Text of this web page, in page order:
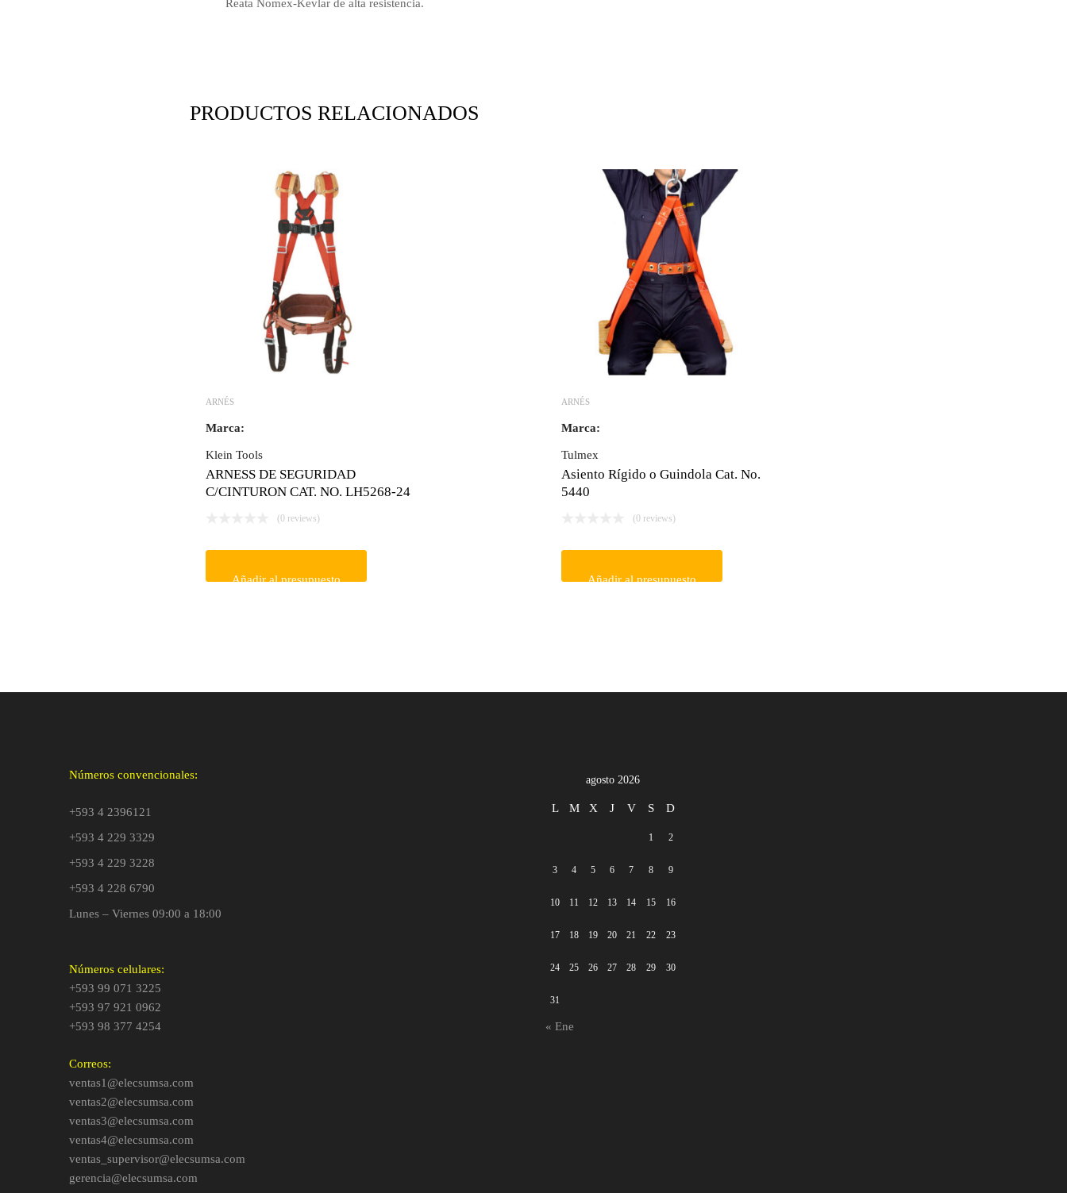
Reata Nomex-Kevlar de alta resistencia.
PRODUCTOS RELACIONADOS
ARNÉS
Marca:
Klein Tools
ARNESS DE SEGURIDAD
C/CINTURON CAT. NO. LH5268-24
(0 reviews)
Añadir al presupuesto
ARNÉS
Marca:
Tulmex
Asiento Rígido o Guindola Cat. No.
5440
(0 reviews)
Añadir al presupuesto
Números convencionales:
+593 4 2396121
+593 4 229 3329
+593 4 229 3228
+593 4 228 6790
Lunes – Viernes 09:00 a 18:00
Números celulares:
+593 99 071 3225
+593 97 921 0962
+593 98 377 4254
Correos:
ventas1@elecsumsa.com
ventas2@elecsumsa.com
ventas3@elecsumsa.com
ventas4@elecsumsa.com
ventas_supervisor@elecsumsa.com
gerencia@elecsumsa.com
agosto 2026
L M X J V S D
1 2
3 4 5 6 7 8 9
10 11 12 13 14 15 16
17 18 19 20 21 22 23
24 25 26 27 28 29 30
31
« Ene